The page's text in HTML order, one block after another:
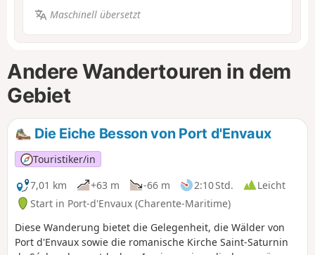
Maschinell übersetzt
Andere Wandertouren in dem
Gebiet
Die Eiche Besson von Port d'Envaux
Touristiker/in
7,01 km
+63 m -66 m 2:10 Std.
Leicht
Start in Port-d'Envaux (Charente-Maritime)
Diese Wanderung bietet die Gelegenheit, die Wälder von
Port d'Envaux sowie die romanische Kirche Saint-Saturnin